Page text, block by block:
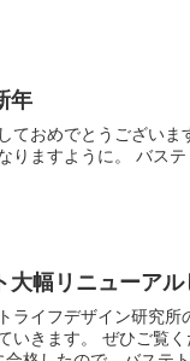
年
うございます。 本年もよろしくお願い致します。 皆様にとっ
一年となり
大幅リニューアル
イフデザイン研究所のサイト
い。 新着情報欄には先日うちの岡田が「秋田ふるさと検定